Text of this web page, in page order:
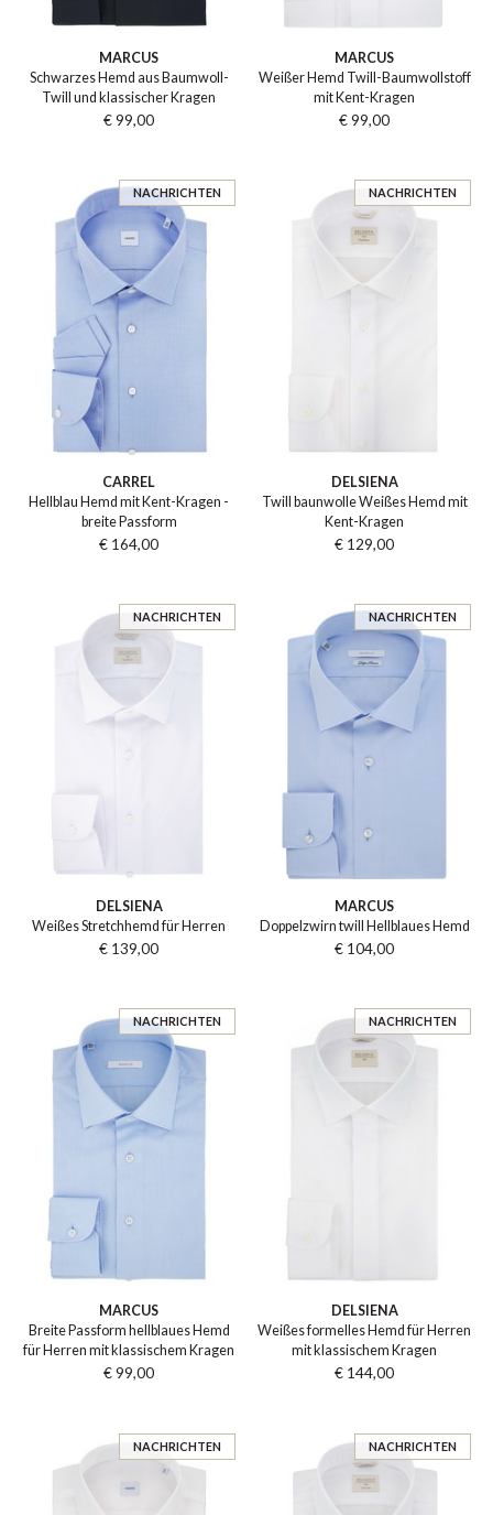
MARCUS
Schwarzes Hemd aus Baumwoll-
Twill und klassischer Kragen
€ 99,00
MARCUS
Weißer Hemd Twill-Baumwollstoff
mit Kent-Kragen
€ 99,00
NACHRICHTEN
CARREL
Hellblau Hemd mit Kent-Kragen -
breite Passform
€ 164,00
NACHRICHTEN
DELSIENA
Twill baunwolle Weißes Hemd mit
Kent-Kragen
€ 129,00
NACHRICHTEN
DELSIENA
Weißes Stretchhemd für Herren
€ 139,00
NACHRICHTEN
MARCUS
Doppelzwirn twill Hellblaues Hemd
€ 104,00
NACHRICHTEN
MARCUS
Breite Passform hellblaues Hemd
für Herren mit klassischem Kragen
€ 99,00
NACHRICHTEN
DELSIENA
Weißes formelles Hemd für Herren
mit klassischem Kragen
€ 144,00
NACHRICHTEN NACHRICHTEN